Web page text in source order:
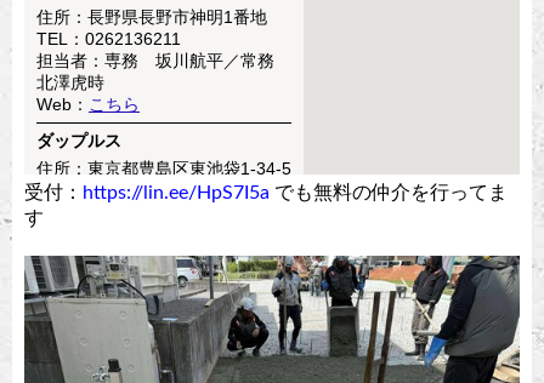
受付： https://lin.ee/HpS7I5a でも無料の仲介を行ってま
す